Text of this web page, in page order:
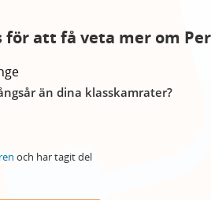
för att få veta mer om
än dina klasskamrater?
och har tagit del